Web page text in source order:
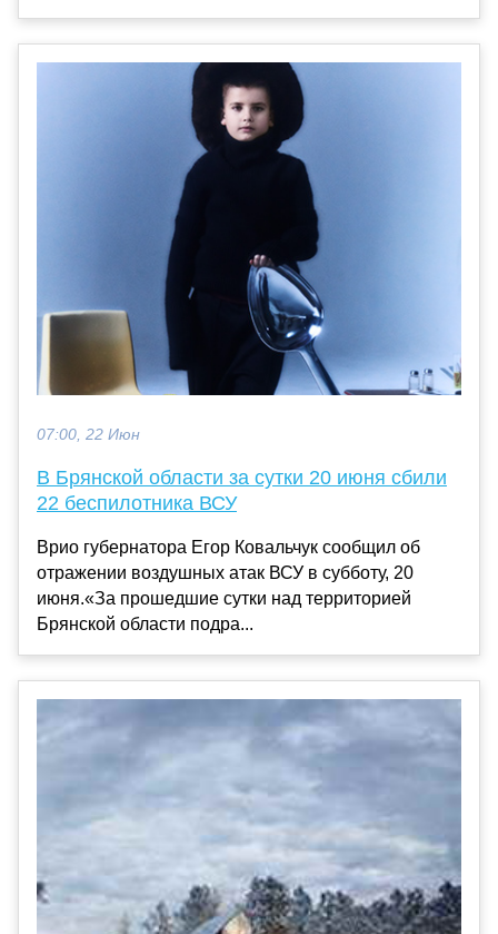
07:00, 22 Июн
В Брянской области за сутки 20 июня сбили
22 беспилотника ВСУ
Врио губернатора Егор Ковальчук сообщил об
отражении воздушных атак ВСУ в субботу, 20
июня.«За прошедшие сутки над территорией
Брянской области подра...